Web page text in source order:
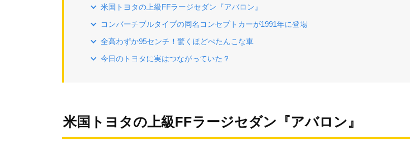
米国トヨタの上級FFラージセダン『アバロン』
コンバーチブルタイプの同名コンセプトカーが1991年に登場
全高わずか95センチ！驚くほどぺたんこな車
今日のトヨタに実はつながっていた？
米国トヨタの上級FFラージセダン『アバロン』